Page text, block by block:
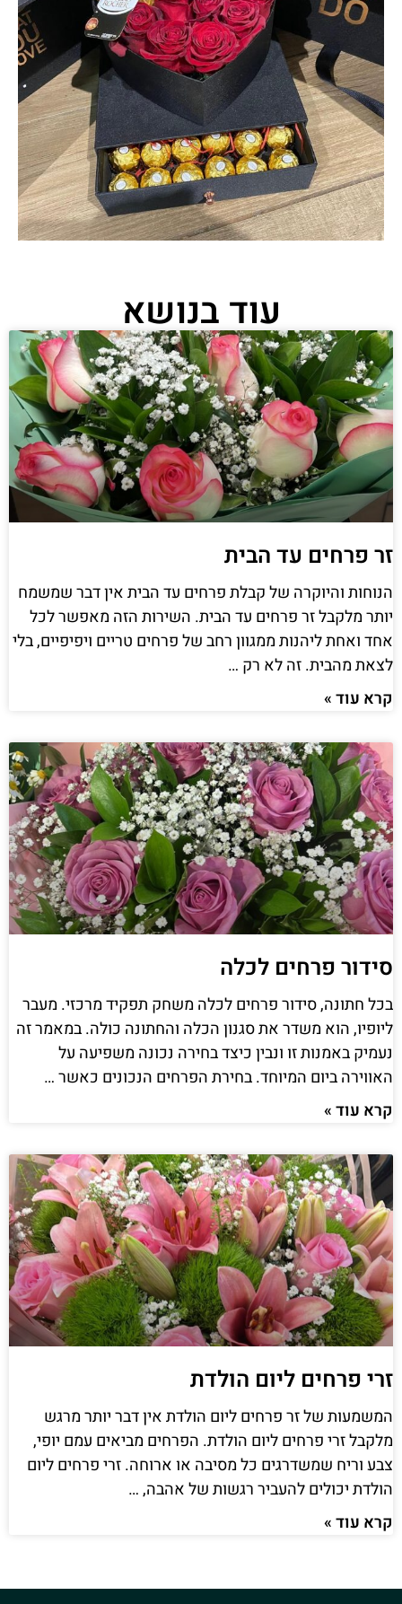
עוד בנושא
זר פרחים עד הבית
הנוחות והיוקרה של קבלת פרחים עד הבית אין דבר שמשמח
יותר מלקבל זר פרחים עד הבית. השירות הזה מאפשר לכל
אחד ואחת ליהנות ממגוון רחב של פרחים טריים ויפיפיים, בלי
לצאת מהבית. זה לא רק …
קרא עוד »
סידור פרחים לכלה
בכל חתונה, סידור פרחים לכלה משחק תפקיד מרכזי. מעבר
ליופיו, הוא משדר את סגנון הכלה והחתונה כולה. במאמר זה
נעמיק באמנות זו ונבין כיצד בחירה נכונה משפיעה על
האווירה ביום המיוחד. בחירת הפרחים הנכונים כאשר …
קרא עוד »
זרי פרחים ליום הולדת
המשמעות של זר פרחים ליום הולדת אין דבר יותר מרגש
מלקבל זרי פרחים ליום הולדת. הפרחים מביאים עמם יופי,
צבע וריח שמשדרגים כל מסיבה או ארוחה. זרי פרחים ליום
הולדת יכולים להעביר רגשות של אהבה, …
קרא עוד »